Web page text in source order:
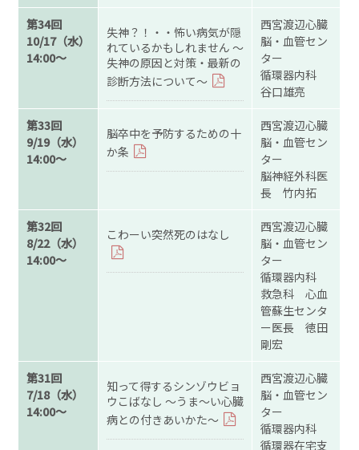
第34回
10/17（水）
14:00～
失神？！・・怖い病気が隠
れているかもしれません ～
失神の原因と対策・最新の
診断方法について～
西宮渡辺心臓
脳・血管セン
ター
循環器内科
谷口雄亮
第33回
9/19（水）
14:00～
脳卒中を予防するための十
か条
西宮渡辺心臓
脳・血管セン
ター
脳神経外科医
長 竹内拓
第32回
8/22（水）
14:00～
こわーい突然死のはなし
西宮渡辺心臓
脳・血管セン
ター
循環器内科
救急科 心血
管蘇生センタ
ー医長 徳田
剛宏
第31回
7/18（水）
14:00～
知って得するシンゾウビョ
ウこばなし ～うま～い心臓
病との付きあいかた～
西宮渡辺心臓
脳・血管セン
ター
循環器内科
循環器在宅支